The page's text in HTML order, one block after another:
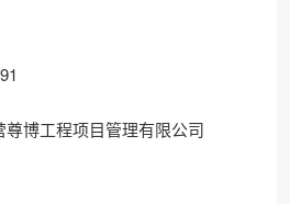
博工程项目管理有限公司